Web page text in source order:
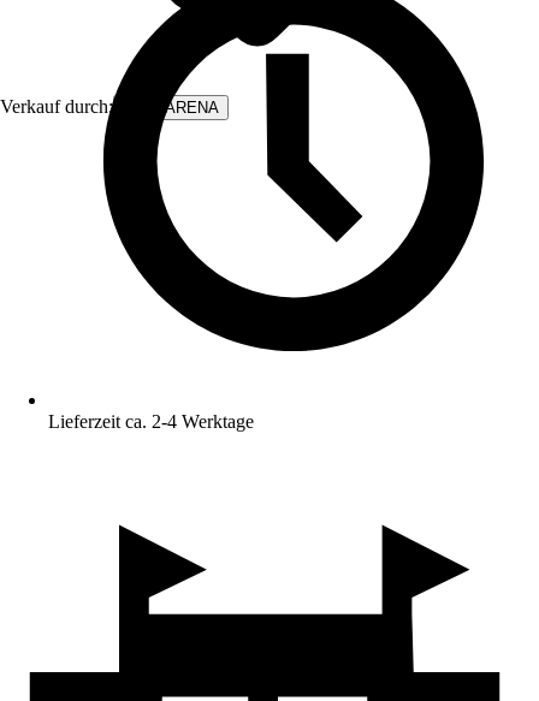
Verkauf durch: WALLARENA
Lieferzeit ca. 2-4 Werktage